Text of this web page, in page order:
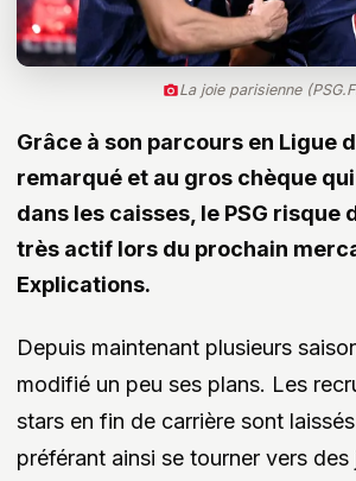
La joie parisienne
Grâce à son parcours en Ligue
remarqué et au gros chèque
dans les caisses, le PSG risque
très actif lors du prochain
Explications.
Depuis maintenant plusieurs
modifié un peu ses plans. Les
stars en fin de carrière sont
préférant ainsi se tourner vers des